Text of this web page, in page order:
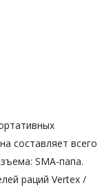
составляет всего
SMA-папа.
раций Vertex /